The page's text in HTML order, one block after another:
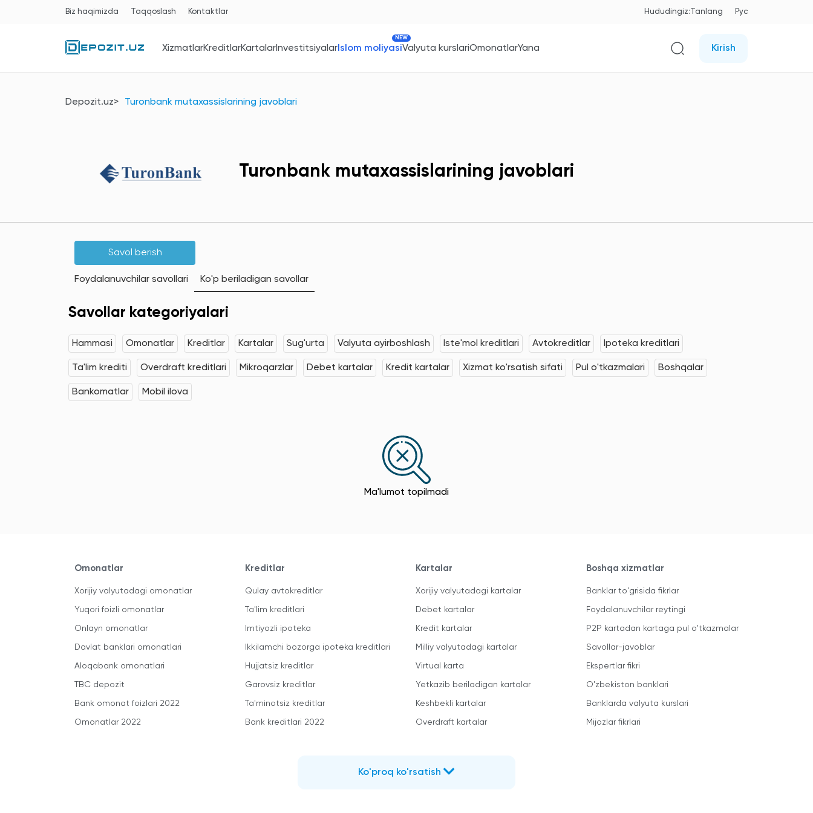
Biz haqimizda Taqqoslash Kontaktlar Hududingiz:Tanlang Рус
XizmatlarKreditlarKartalarInvestitsiyalarIslom moliyasi
NEW
Valyuta kurslariOmonatlarYana Kirish
Depozit.uz Turonbank mutaxassislarining javoblari
Turonbank mutaxassislarining javoblari
Savol berish
Foydalanuvchilar savollari Ko'p beriladigan savollar
Savollar kategoriyalari
Hammasi Omonatlar Kreditlar Kartalar Sug'urta Valyuta ayirboshlash Iste'mol kreditlari Avtokreditlar Ipoteka kreditlari
Ta'lim krediti Overdraft kreditlari Mikroqarzlar Debet kartalar Kredit kartalar Xizmat ko'rsatish sifati Pul o'tkazmalari Boshqalar
Bankomatlar Mobil ilova
Ma'lumot topilmadi
Omonatlar
Xorijiy valyutadagi omonatlar
Yuqori foizli omonatlar
Onlayn omonatlar
Davlat banklari omonatlari
Aloqabank omonatlari
TBC depozit
Bank omonat foizlari 2022
Omonatlar 2022
Kreditlar
Qulay avtokreditlar
Ta'lim kreditlari
Imtiyozli ipoteka
Ikkilamchi bozorga ipoteka kreditlari
Hujjatsiz kreditlar
Garovsiz kreditlar
Ta'minotsiz kreditlar
Bank kreditlari 2022
Kartalar
Xorijiy valyutadagi kartalar
Debet kartalar
Kredit kartalar
Milliy valyutadagi kartalar
Virtual karta
Yetkazib beriladigan kartalar
Keshbekli kartalar
Overdraft kartalar
Boshqa xizmatlar
Banklar to'grisida fikrlar
Foydalanuvchilar reytingi
P2P kartadan kartaga pul o'tkazmalar
Savollar-javoblar
Ekspertlar fikri
O'zbekiston banklari
Banklarda valyuta kurslari
Mijozlar fikrlari
Ko'proq ko'rsatish